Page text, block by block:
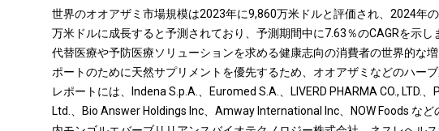
世界のオオアザミ市場規模は2023年に9,860万米ドルと評価され、2024年
万米ドルに成長すると予測されており、予測期間中に7.63％のCAGRを示し
代替医療や予防医療ソリューションを求める健康志向の消費者の世界的な
ポートのために天然サプリメントを優先するため、オオアザミなどのハー
レポートには、Indena S.p.A.、Euromed S.A.、LIVERD PHARMA CO., LTD.
Ltd.、Bio Answer Holdings Inc、Amway International Inc、NOW Foods など